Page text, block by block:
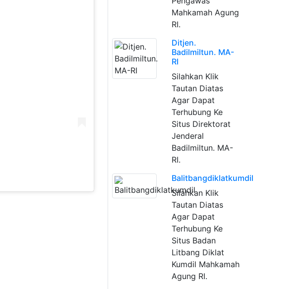
Mahkamah Agung
RI.
Ditjen.
Badilmiltun. MA-
RI
Silahkan Klik
Tautan Diatas
Agar Dapat
Terhubung Ke
Situs Direktorat
Jenderal
Badilmiltun. MA-
RI.
Balitbangdiklatkumdil
Silahkan Klik
Tautan Diatas
Agar Dapat
Terhubung Ke
Situs Badan
Litbang Diklat
Kumdil Mahkamah
Agung RI.